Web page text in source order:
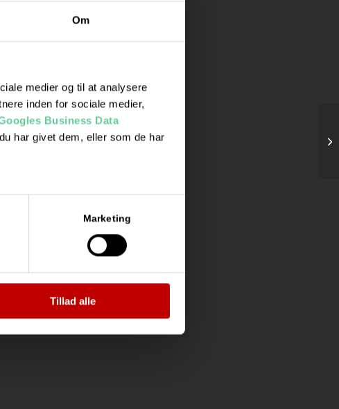
Om
medier og til at analysere
inden for sociale medier,
Business Data
har givet dem, eller som de har
Marketing
Tillad alle